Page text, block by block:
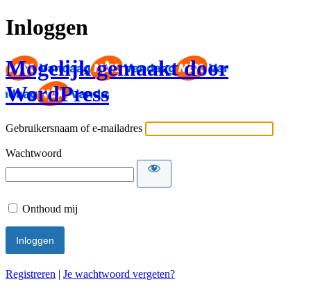
Inloggen
Mogelijk gemaakt door
WordPress
Gebruikersnaam of e-mailadres
Wachtwoord
Onthoud mij
Registreren | Je wachtwoord vergeten?